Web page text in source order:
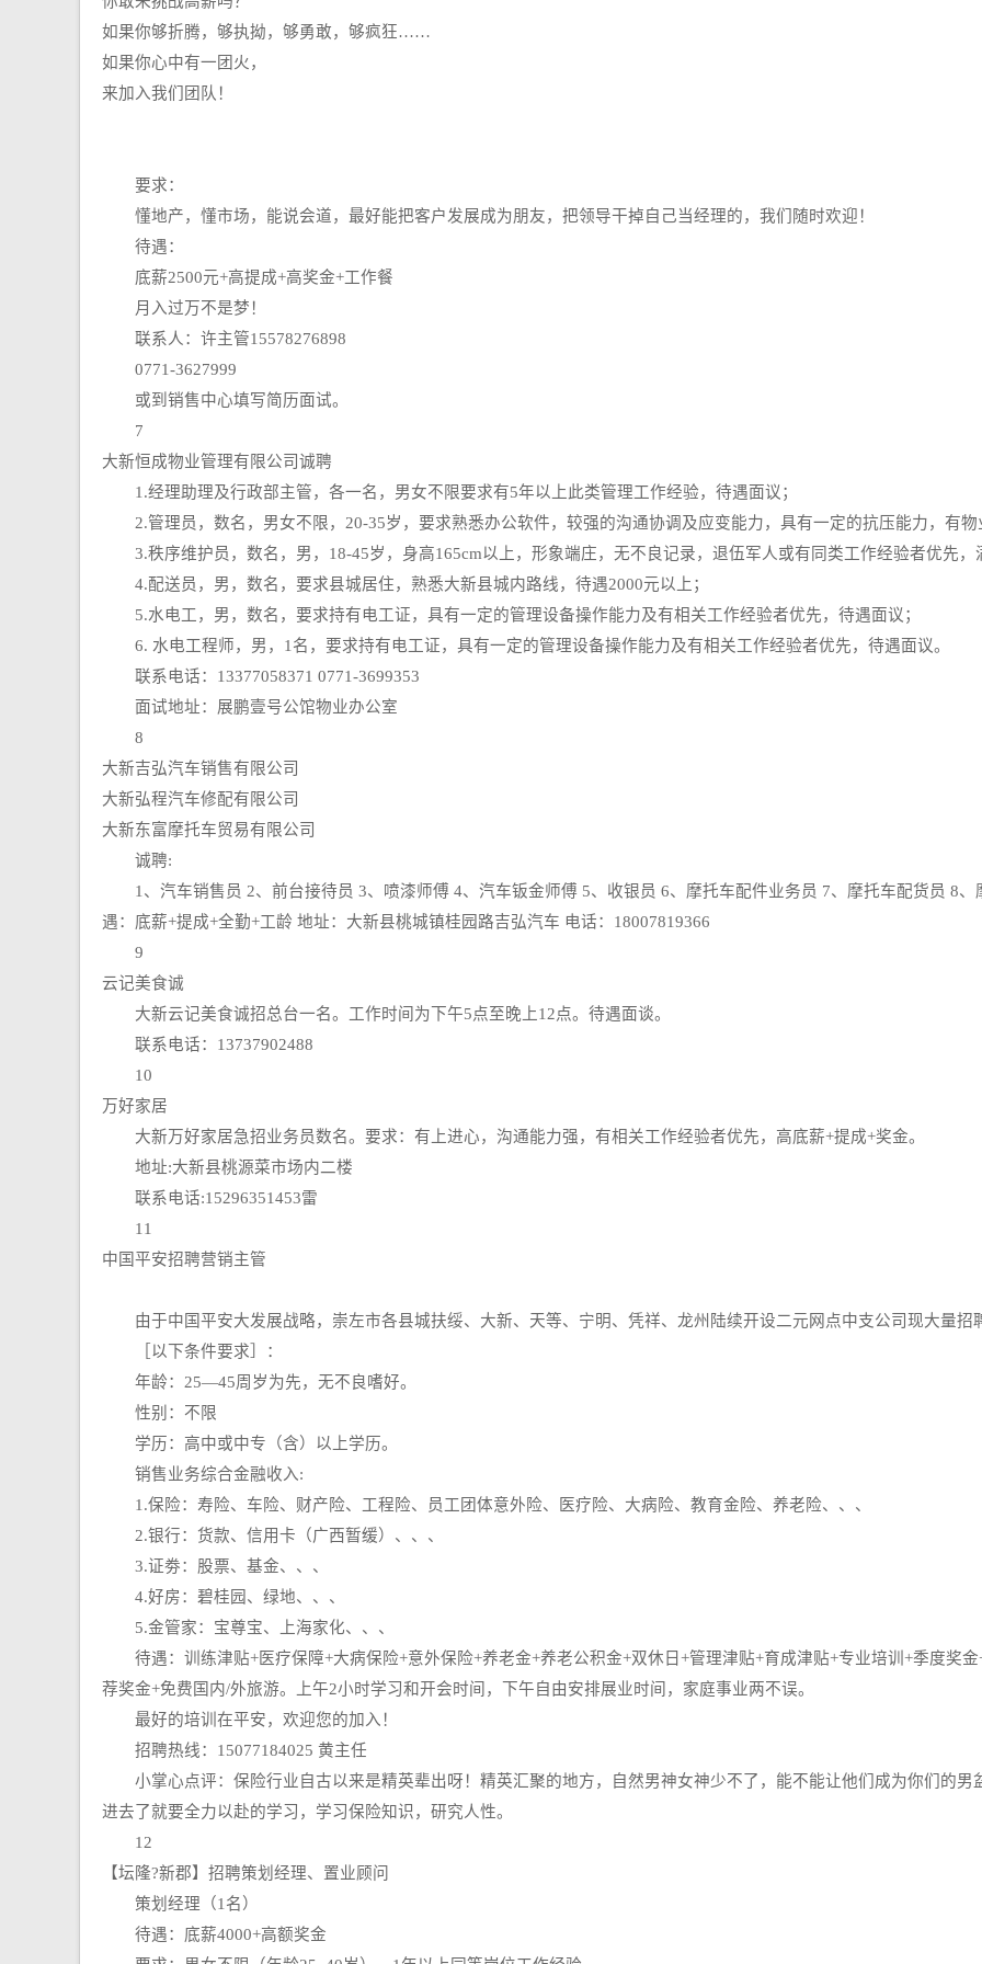
如果你够折腾，够执拗，够勇敢，够疯狂……
如果你心中有一团火，
来加入我们团队！
要求：
懂地产，懂市场，能说会道，最好能把客户发展成为朋友，把领导干掉自己当经理的，我们随时欢迎！
待遇：
底薪2500元+高提成+高奖金+工作餐
月入过万不是梦！
联系人：许主管15578276898
0771-3627999
或到销售中心填写简历面试。
7
大新恒成物业管理有限公司诚聘
1.经理助理及行政部主管，各一名，男女不限要求有5年以上此类管理工作经验，待遇面议；
2.管理员，数名，男女不限，20-35岁，要求熟悉办公软件，较强的沟通协调及应变能力，具有一定的抗压能力，有物
3.秩序维护员，数名，男，18-45岁，身高165cm以上，形象端庄，无不良记录，退伍军人或有同类工作经验者优先，
4.配送员，男，数名，要求县城居住，熟悉大新县城内路线，待遇2000元以上；
5.水电工，男，数名，要求持有电工证，具有一定的管理设备操作能力及有相关工作经验者优先，待遇面议；
6. 水电工程师，男，1名，要求持有电工证，具有一定的管理设备操作能力及有相关工作经验者优先，待遇面议。
联系电话：13377058371 0771-3699353
面试地址：展鹏壹号公馆物业办公室
8
大新吉弘汽车销售有限公司
大新弘程汽车修配有限公司
大新东富摩托车贸易有限公司
诚聘:
1、汽车销售员 2、前台接待员 3、喷漆师傅 4、汽车钣金师傅 5、收银员 6、摩托车配件业务员 7、摩托车配货员 8、
遇：底薪+提成+全勤+工龄 地址：大新县桃城镇桂园路吉弘汽车 电话：18007819366
9
云记美食诚
大新云记美食诚招总台一名。工作时间为下午5点至晚上12点。待遇面谈。
联系电话：13737902488
10
万好家居
大新万好家居急招业务员数名。要求：有上进心，沟通能力强，有相关工作经验者优先，高底薪+提成+奖金。
地址:大新县桃源菜市场内二楼
联系电话:15296351453雷
11
中国平安招聘营销主管
由于中国平安大发展战略，崇左市各县城扶绥、大新、天等、宁明、凭祥、龙州陆续开设二元网点中支公司现大量招
［以下条件要求］：
年龄：25—45周岁为先，无不良嗜好。
性别：不限
学历：高中或中专（含）以上学历。
销售业务综合金融收入:
1.保险：寿险、车险、财产险、工程险、员工团体意外险、医疗险、大病险、教育金险、养老险、、、
2.银行：货款、信用卡（广西暂缓）、、、
3.证劵：股票、基金、、、
4.好房：碧桂园、绿地、、、
5.金管家：宝尊宝、上海家化、、、
待遇：训练津贴+医疗保障+大病保险+意外保险+养老金+养老公积金+双休日+管理津贴+育成津贴+专业培训+季度奖
荐奖金+免费国内/外旅游。上午2小时学习和开会时间，下午自由安排展业时间，家庭事业两不误。
最好的培训在平安，欢迎您的加入！
招聘热线：15077184025 黄主任
小掌心点评：保险行业自古以来是精英辈出呀！精英汇聚的地方，自然男神女神少不了，能不能让他们成为你们的男
进去了就要全力以赴的学习，学习保险知识，研究人性。
12
【坛隆?新郡】招聘策划经理、置业顾问
策划经理（1名）
待遇：底薪4000+高额奖金